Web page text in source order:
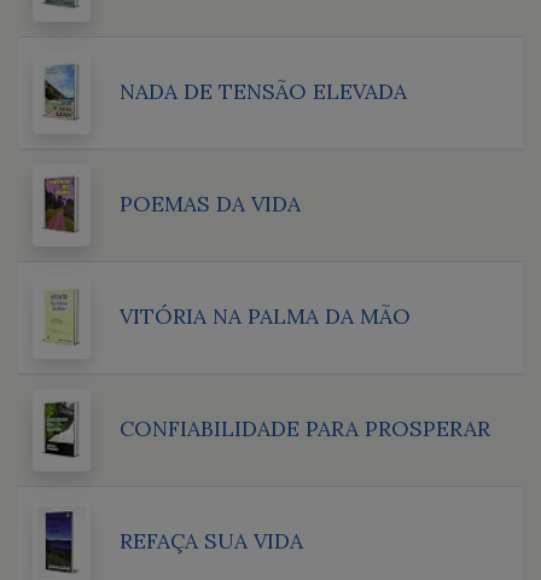
NADA DE TENSÃO ELEVADA
POEMAS DA VIDA
VITÓRIA NA PALMA DA MÃO
CONFIABILIDADE PARA PROSPERAR
REFAÇA SUA VIDA